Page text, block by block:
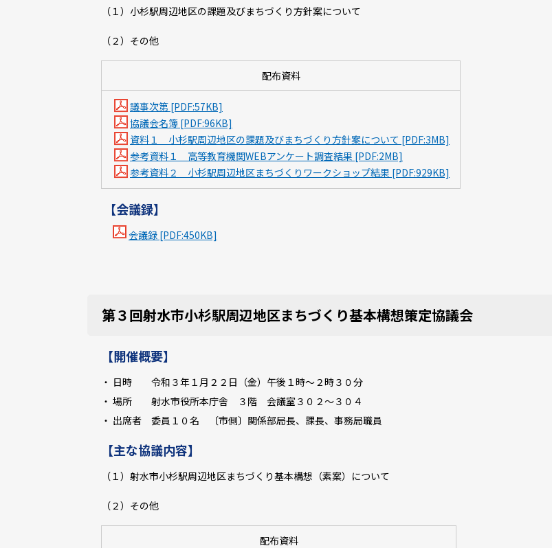
（１）小杉駅周辺地区の課題及びまちづくり方針案について
（２）その他
配布資料
議事次第 [PDF:57KB]
協議会名簿 [PDF:96KB]
資料１ 小杉駅周辺地区の課題及びまちづくり方針案について [PDF:3MB]
参考資料１ 高等教育機関WEBアンケート調査結果 [PDF:2MB]
参考資料２ 小杉駅周辺地区まちづくりワークショップ結果 [PDF:929KB]
【会議録】
会議録 [PDF:450KB]
第３回射水市小杉駅周辺地区まちづくり基本構想策定協議会
【開催概要】
・ 日時 令和３年１月２２日（金）午後１時～２時３０分
・ 場所 射水市役所本庁舎 ３階 会議室３０２～３０４
・ 出席者 委員１０名 〔市側〕関係部局長、課長、事務局職員
【主な協議内容】
（１）射水市小杉駅周辺地区まちづくり基本構想（素案）について
（２）その他
配布資料